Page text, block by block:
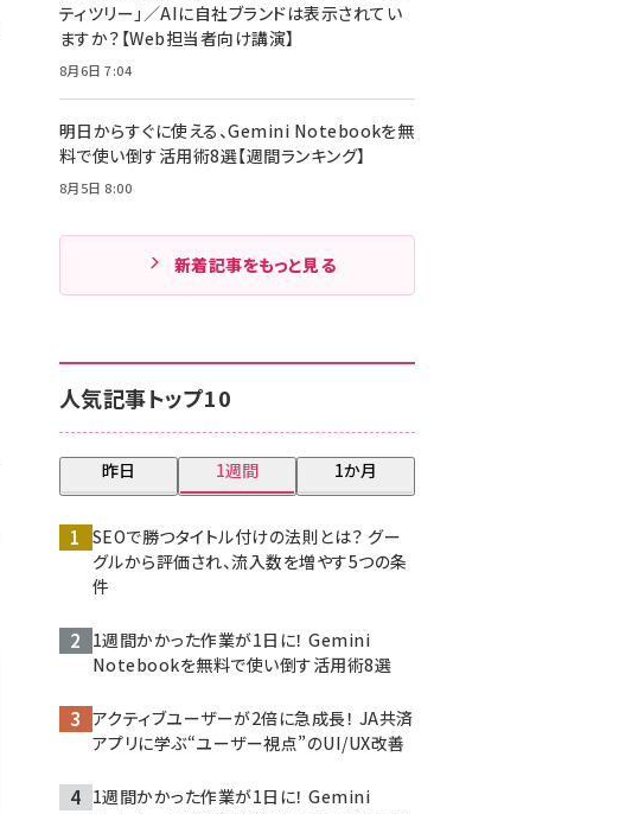
ティツリー」／AIに自社ブランドは表示されてい
ますか？【Web担当者向け講演】
8月6日 7:04
明日からすぐに使える、Gemini Notebookを無
料で使い倒す活用術8選【週間ランキング】
8月5日 8:00
新着記事をもっと見る
人気記事トップ10
昨日 1週間 1か月
SEOで勝つタイトル付けの法則とは？ グー
グルから評価され、流入数を増やす5つの条
件
1週間かかった作業が1日に！ Gemini
Notebookを無料で使い倒す活用術8選
アクティブユーザーが2倍に急成長！ JA共済
アプリに学ぶ“ユーザー視点”のUI/UX改善
1週間かかった作業が1日に！ Gemini